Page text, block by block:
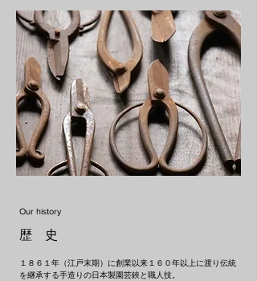
Our history
歴 史
１８６１年（江戸末期）に創業以来１６０年以上に渡り伝統
を継承する手造りの日本製園芸鋏と職人技。